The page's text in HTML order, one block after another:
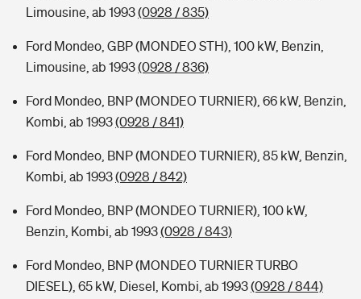
Limousine, ab 1993(0928 / 835)
Ford Mondeo, GBP (MONDEO STH), 100 kW, Benzin,
Limousine, ab 1993(0928 / 836)
Ford Mondeo, BNP (MONDEO TURNIER), 66 kW, Benzin,
Kombi, ab 1993(0928 / 841)
Ford Mondeo, BNP (MONDEO TURNIER), 85 kW, Benzin,
Kombi, ab 1993(0928 / 842)
Ford Mondeo, BNP (MONDEO TURNIER), 100 kW,
Benzin, Kombi, ab 1993(0928 / 843)
Ford Mondeo, BNP (MONDEO TURNIER TURBO
DIESEL), 65 kW, Diesel, Kombi, ab 1993(0928 / 844)